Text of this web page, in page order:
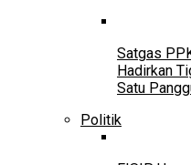
Satgas
Hadirkan
Satu
Politik